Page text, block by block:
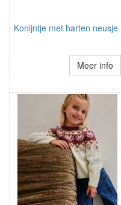
Konijntje met harten neusje
Meer info